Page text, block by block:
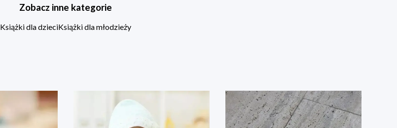
Zobacz inne kategorie
Książki dla dzieciKsiążki dla młodzieży